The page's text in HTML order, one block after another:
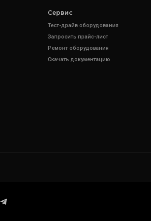
Сервис
Тест-драйв оборудования
Запросить прайс-лист
Ремонт оборудования
Скачать документацию